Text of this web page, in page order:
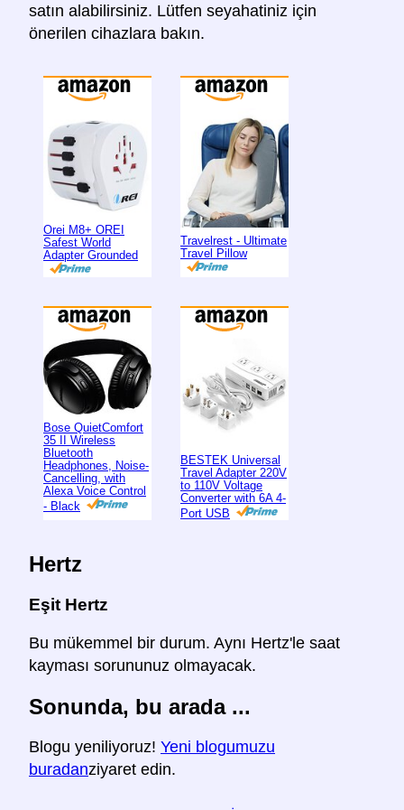
satın alabilirsiniz. Lütfen seyahatiniz için
önerilen cihazlara bakın.
Orei M8+ OREI
Safest World
Adapter Grounded
Travelrest - Ultimate
Travel Pillow
Bose QuietComfort
35 II Wireless
Bluetooth
Headphones, Noise-
Cancelling, with
Alexa Voice Control
- Black
BESTEK Universal
Travel Adapter 220V
to 110V Voltage
Converter with 6A 4-
Port USB
Hertz
Eşit Hertz
Bu mükemmel bir durum. Aynı Hertz'le saat
kayması sorununuz olmayacak.
Sonunda, bu arada ...
Blogu yeniliyoruz! Yeni blogumuzu
buradanziyaret edin.